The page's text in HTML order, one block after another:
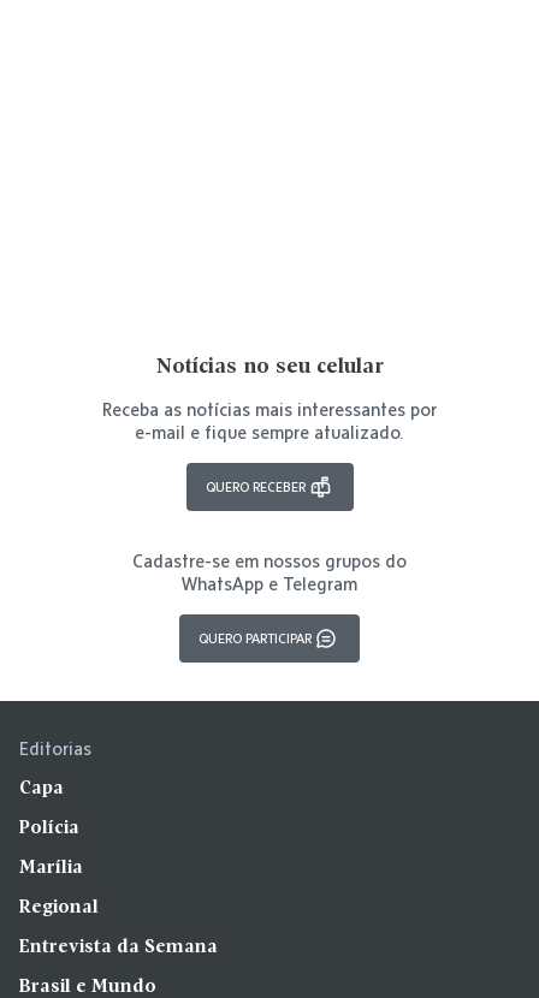
Notícias no seu celular
Receba as notícias mais interessantes por
e-mail e fique sempre atualizado.
QUERO RECEBER
Cadastre-se em nossos grupos do
WhatsApp e Telegram
QUERO PARTICIPAR
Editorias
Capa
Polícia
Marília
Regional
Entrevista da Semana
Brasil e Mundo